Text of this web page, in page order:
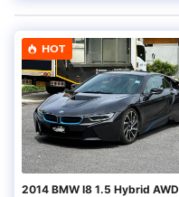
HOT
2014 BMW I8 1.5 Hybrid AWD